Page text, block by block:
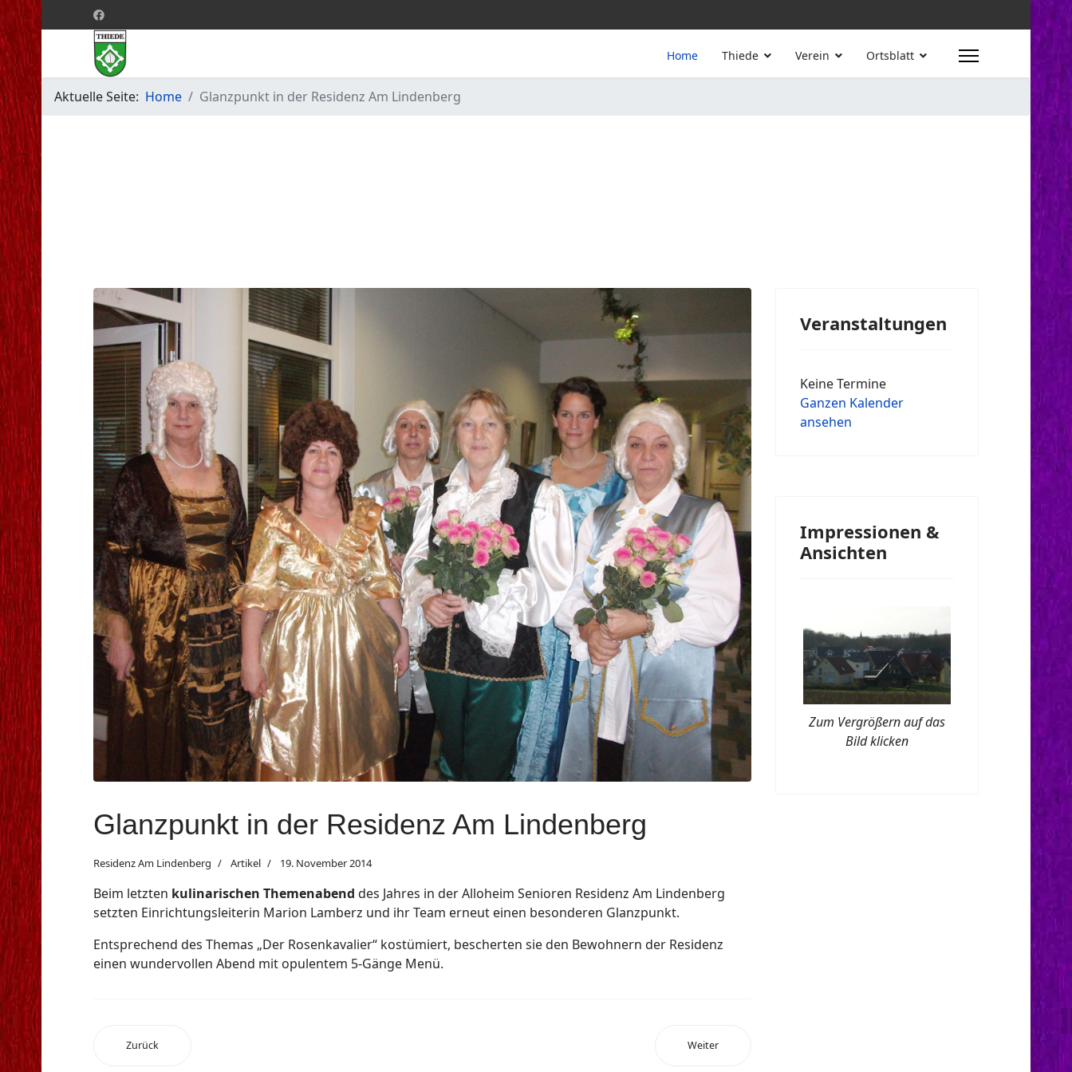
Home Thiede Verein Ortsblatt
Aktuelle Seite: Home Glanzpunkt in der Residenz Am Lindenberg
Glanzpunkt in der Residenz Am Lindenberg
Residenz Am Lindenberg Artikel 19. November 2014
Beim letzten kulinarischen Themenabend des Jahres in der Alloheim Senioren Residenz Am Lindenberg
setzten Einrichtungsleiterin Marion Lamberz und ihr Team erneut einen besonderen Glanzpunkt.
Entsprechend des Themas „Der Rosenkavalier“ kostümiert, bescherten sie den Bewohnern der Residenz
einen wundervollen Abend mit opulentem 5-Gänge Menü.
Zurück Weiter
Veranstaltungen
Keine Termine
Ganzen Kalender
ansehen
Impressionen &
Ansichten
Zum Vergrößern auf das
Bild klicken